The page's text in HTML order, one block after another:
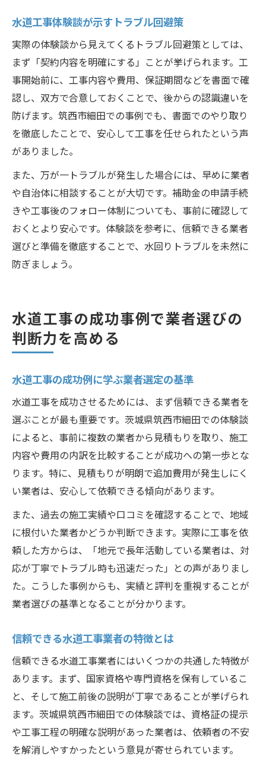
水道工事体験談が示すトラブル回避策
実際の体験談から見えてくるトラブル回避策としては、
まず「契約内容を明確にする」ことが挙げられます。工
事開始前に、工事内容や費用、保証期間などを書面で確
認し、双方で合意しておくことで、後からの認識違いを
防げます。筑西市細田での事例でも、書面でのやり取り
を徹底したことで、安心して工事を任せられたという声
がありました。
また、万が一トラブルが発生した場合には、早めに業者
や自治体に相談することが大切です。補助金の申請手続
きや工事後のフォロー体制についても、事前に確認して
おくとより安心です。体験談を参考に、信頼できる業者
選びと準備を徹底することで、水回りトラブルを未然に
防ぎましょう。
水道工事の成功事例で業者選びの
判断力を高める
水道工事の成功例に学ぶ業者選定の基準
水道工事を成功させるためには、まず信頼できる業者を
選ぶことが最も重要です。茨城県筑西市細田での体験談
によると、事前に複数の業者から見積もりを取り、施工
内容や費用の内訳を比較することが成功への第一歩とな
ります。特に、見積もりが明朗で追加費用が発生しにく
い業者は、安心して依頼できる傾向があります。
また、過去の施工実績や口コミを確認することで、地域
に根付いた業者かどうか判断できます。実際に工事を依
頼した方からは、「地元で長年活動している業者は、対
応が丁寧でトラブル時も迅速だった」との声がありまし
た。こうした事例からも、実績と評判を重視することが
業者選びの基準となることが分かります。
信頼できる水道工事業者の特徴とは
信頼できる水道工事業者にはいくつかの共通した特徴が
あります。まず、国家資格や専門資格を保有しているこ
と、そして施工前後の説明が丁寧であることが挙げられ
ます。茨城県筑西市細田での体験談では、資格証の提示
や工事工程の明確な説明があった業者は、依頼者の不安
を解消しやすかったという意見が寄せられています。